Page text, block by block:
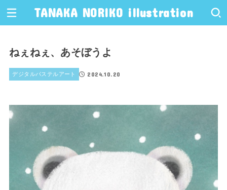
TANAKA NORIKO illustration
ねぇねぇ、あそぼうよ
デジタルパステルアート 2024.10.20